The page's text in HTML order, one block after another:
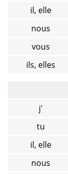
il, elle
nous
vous
ils, elles
j'
tu
il, elle
nous